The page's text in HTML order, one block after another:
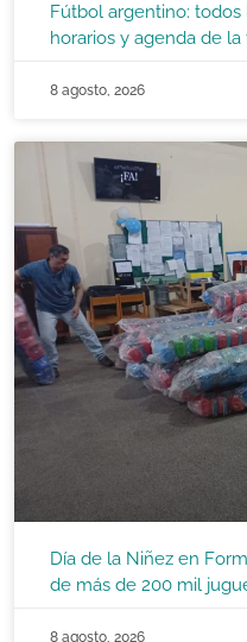
Fútbol argentino:
horarios y agenda de
8 agosto, 2026
Día de la Niñez en
de más de 200 mil
8 agosto, 2026